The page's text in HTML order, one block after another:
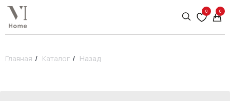
0 0
Главная / Каталог / Назад